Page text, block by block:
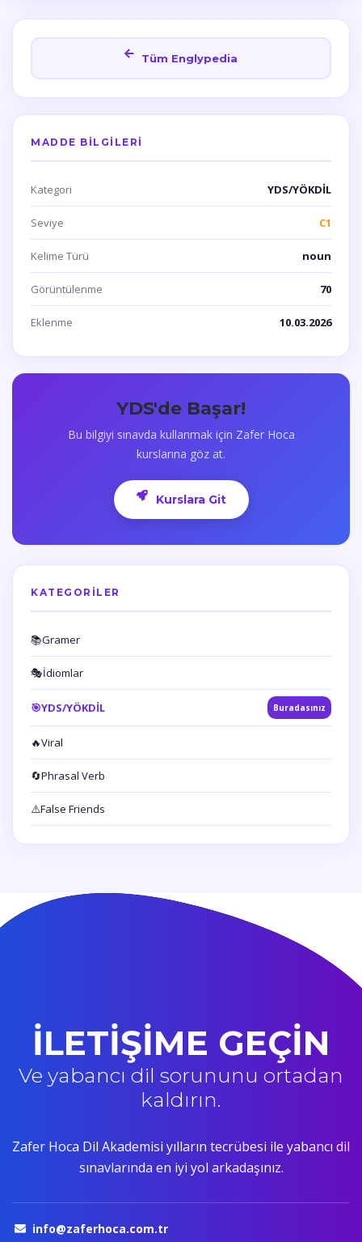
Tüm Englypedia
MADDE BILGILERI
Kategori YDS/YÖKDİL
Seviye C1
Kelime Türü noun
Görüntülenme 70
Eklenme 10.03.2026
YDS'de Başar!
Bu bilgiyi sınavda kullanmak için Zafer Hoca
kurslarına göz at.
Kurslara Git
KATEGORILER
📚Gramer
🎭İdiomlar
🎯YDS/YÖKDİL Buradasınız
🔥Viral
🔄Phrasal Verb
⚠️False Friends
İLETİŞİME GEÇİN
Ve yabancı dil sorununu ortadan
kaldırın.
Zafer Hoca Dil Akademisi yılların tecrübesi ile yabancı dil
sınavlarında en iyi yol arkadaşınız.
info@zaferhoca.com.tr